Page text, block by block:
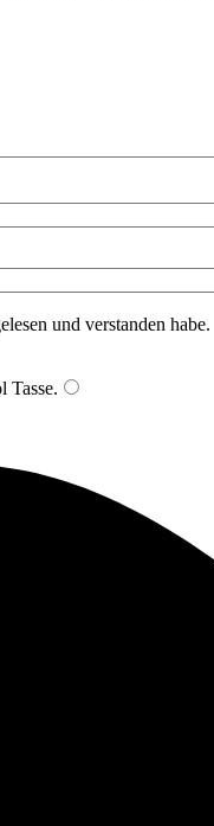
und verstanden habe.
Tasse.